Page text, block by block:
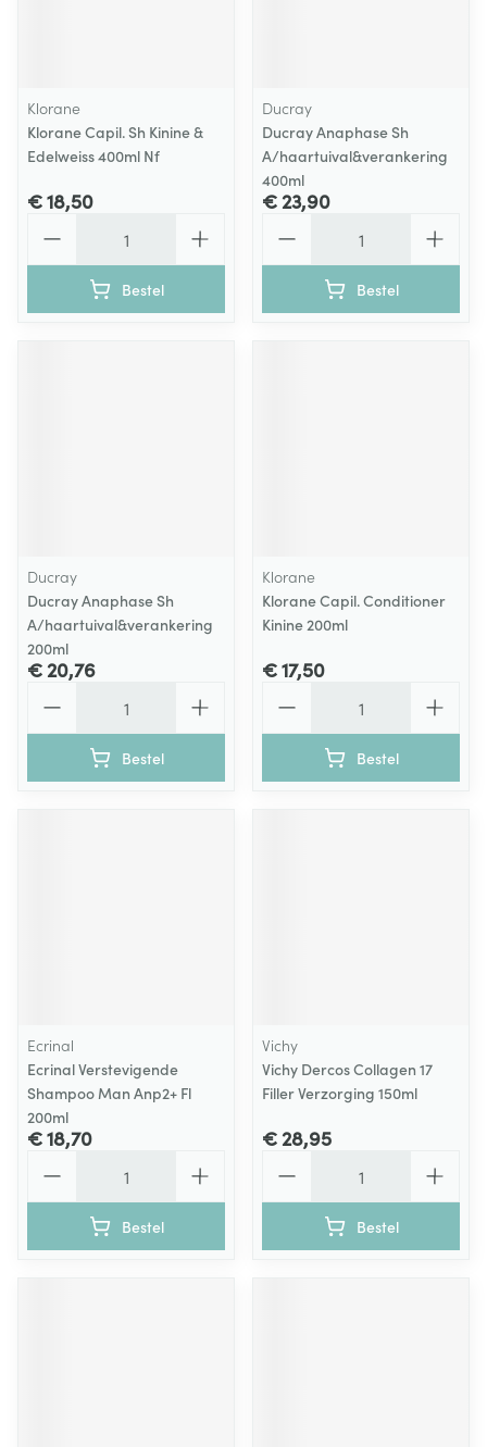
Klorane
Klorane Capil. Sh Kinine &
Edelweiss 400ml Nf
€ 18,50
Bestel
Ducray
Ducray Anaphase Sh
A/haartuival&verankering
400ml
€ 23,90
Bestel
Ducray
Ducray Anaphase Sh
A/haartuival&verankering
200ml
€ 20,76
Bestel
Klorane
Klorane Capil. Conditioner
Kinine 200ml
€ 17,50
Bestel
Ecrinal
Ecrinal Verstevigende
Shampoo Man Anp2+ Fl
200ml
€ 18,70
Bestel
Vichy
Vichy Dercos Collagen 17
Filler Verzorging 150ml
€ 28,95
Bestel